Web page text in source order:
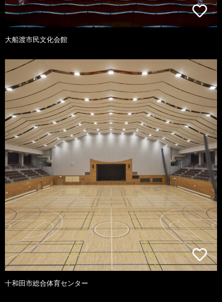
大船渡市民文化会館
十和田市総合体育センター